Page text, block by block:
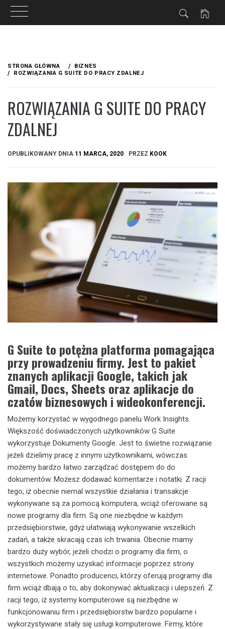
treści
STRONA GŁÓWNA
BIZNES
ROZWIĄZANIA G SUITE DO PRACY ZDALNEJ
ROZWIĄZANIA G SUITE DO PRACY
ZDALNEJ
OPUBLIKOWANY DNIA 11 MARCA, 2020 PRZEZ KOOK
G Suite to potężna platforma pomagająca
przy prowadzeniu firmy. Jest to pakiet
znanych aplikacji Google, takich jak
Gmail, Docs, Sheets oraz aplikacje do
czatów biznesowych i wideokonferencji.
Możemy korzystać w wygodnego panelu Work Insights.
Większość doświadczonych użytkowników G Suite
wykorzystuje Dokumenty Google. Jest to świetne rozwiązanie
jeżeli dzielimy pracę z innymi użytkownikami, wówczas
możemy bardzo łatwo zarządzać dostępem do do
dokumentów. Możesz dodawać komentarze i notatki. Z racji
tego, iż obecnie niemal wszystkie działania i transakcje
wykonywane są za pomocą komputera, wciąż oferowane są
nowe programy dla firm. Są one niezbędne w każdym
przedsiębiorstwie, gdyż ułatwiają wykonywanie wszelkich
zadań, a także skracają czas ich trwania. Obecnie mamy
bardzo duży wybór, jeżeli chodzi o programy dla firm, o
wszystkich możemy uzyskać informacje poprzez strony
internetowe. Ponadto producenci, którzy oferują programy dla
firm wciąż dbają o to, aby dokonywać aktualizacji i ulepszeń. Z
racji tego, iż systemy komputerowe są niezbędne w
funkcjonowaniu firm i przedsiębiorstw bardzo popularne i
wykorzystywane stały się usługi komputerowe. Firmy, które